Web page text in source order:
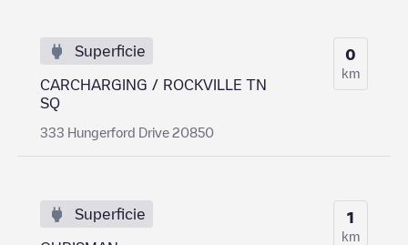
Superficie
CARCHARGING / ROCKVILLE TN
SQ
333 Hungerford Drive 20850
0
km
Superficie 1
km